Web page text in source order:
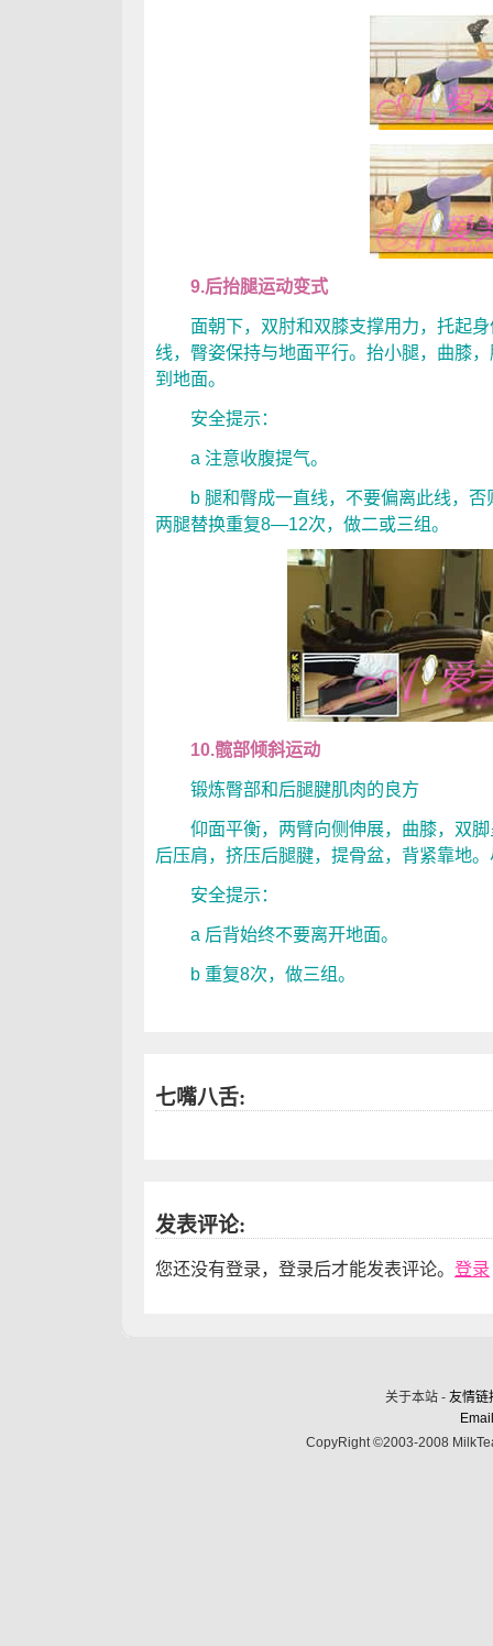
9.后抬腿运动变式
面朝下，双肘和双膝支撑用力，托起身
线，臀姿保持与地面平行。抬小腿，曲膝
到地面。
安全提示：
a 注意收腹提气。
b 腿和臀成一直线，不要偏离此线，否
两腿替换重复8—12次，做二或三组。
10.髋部倾斜运动
锻炼臀部和后腿腱肌肉的良方
仰面平衡，两臂向侧伸展，曲膝，双脚
后压肩，挤压后腿腱，提骨盆，背紧靠地
安全提示：
a 后背始终不要离开地面。
b 重复8次，做三组。
七嘴八舌:
发表评论:
您还没有登录，登录后才能发表评论。 登录
关于本站 - 友情链
CopyRight ©2003-2008